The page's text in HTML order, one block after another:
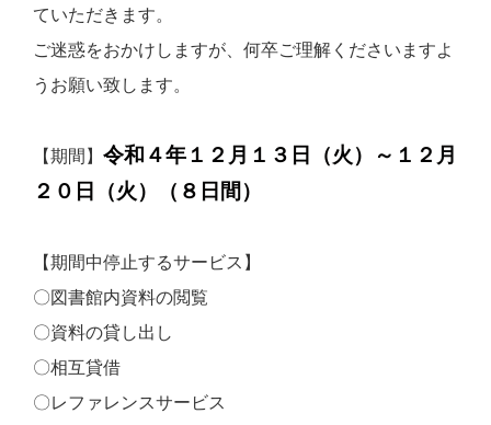
ていただきます。
ご迷惑をおかけしますが、何卒ご理解くださいますよ
うお願い致します。
【期間】 令和４年１２月１３日（火）～１２月
２０日（火）（８日間）
【期間中停止するサービス】
〇図書館内資料の閲覧
〇資料の貸し出し
〇相互貸借
〇レファレンスサービス